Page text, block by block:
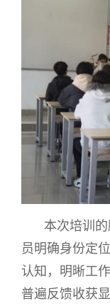
本次培训
员明确身份定
认知，明晰工
普遍反馈收获